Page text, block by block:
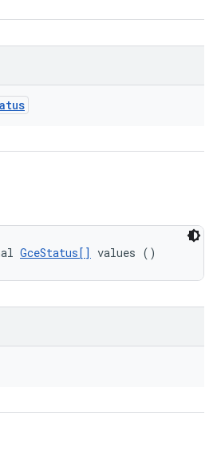
GceStatus[] values ()